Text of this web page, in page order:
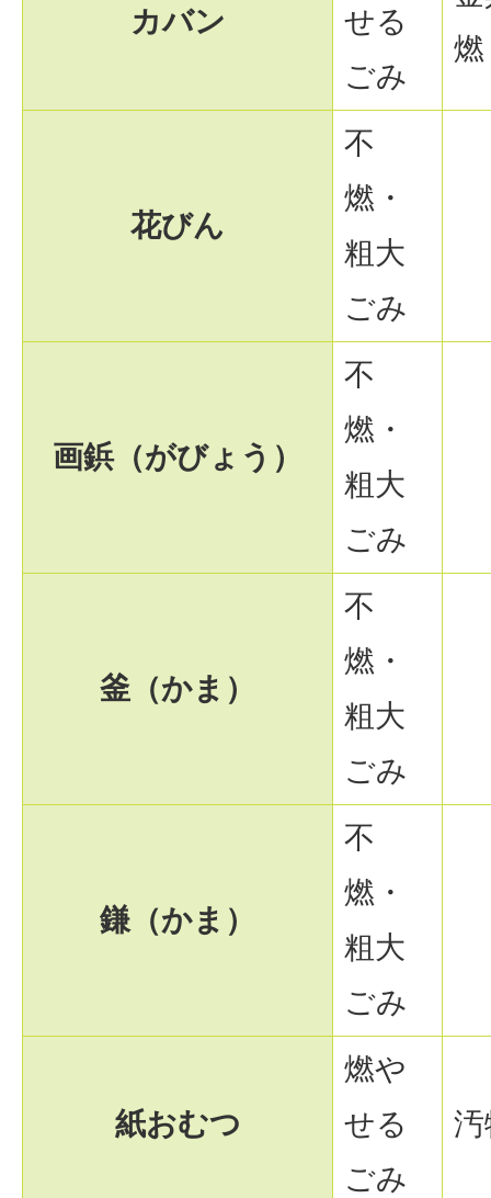
カバン
せる
ごみ
花びん
不
燃・
粗大
ごみ
画鋲（がびょう）
不
燃・
粗大
ごみ
釜（かま）
不
燃・
粗大
ごみ
鎌（かま）
不
燃・
粗大
ごみ
紙おむつ
燃や
せる
ごみ